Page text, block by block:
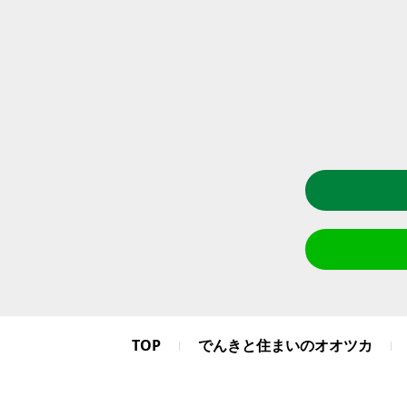
TOP でんきと住まいのオオツカ